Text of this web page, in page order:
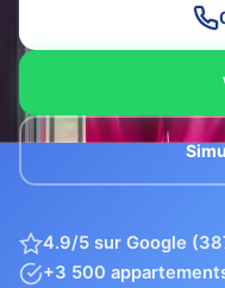
4.9/5 sur Google
+3 500